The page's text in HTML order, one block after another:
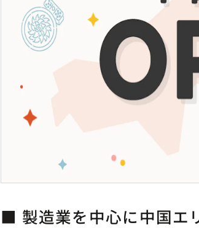
■ 製造業を中心に中国エ